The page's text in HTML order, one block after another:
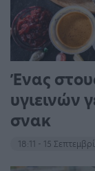
Ένας
υγιεινών
σνακ
18:11 - 15